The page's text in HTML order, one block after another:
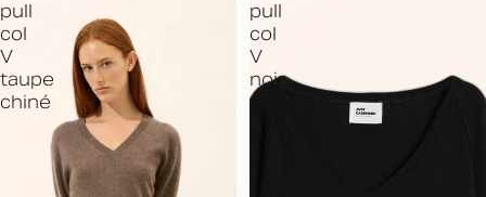
pull
col
V
taupe
chiné
pull
col
V
noir